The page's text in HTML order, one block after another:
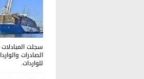
للواردات.